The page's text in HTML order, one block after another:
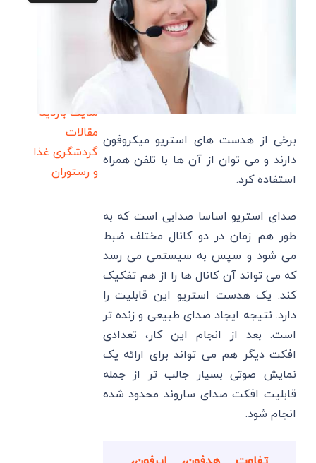
برخی از هدست های استریو میکروفون
دارند و می توان از آن ها با تلفن همراه
استفاده کرد.
صدای استریو اساسا صدایی است که به
طور هم زمان در دو کانال مختلف ضبط
می شود و سپس به سیستمی می رسد
که می تواند آن کانال ها را از هم تفکیک
کند. یک هدست استریو این قابلیت را
دارد. نتیجه ایجاد صدای طبیعی و زنده تر
است. بعد از انجام این کار، تعدادی
افکت دیگر هم می ‌تواند برای ارائه یک
نمایش صوتی بسیار جالب ‌تر از جمله
قابلیت افکت صدای ساروند محدود شده
انجام شود.
سایت بازدید
مقالات
گردشگری غذا
و رستوران